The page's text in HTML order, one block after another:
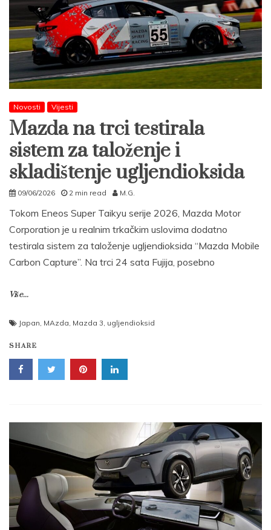
Novosti Vijesti
Mazda na trci testirala
sistem za taloženje i
skladištenje ugljendioksida
09/06/2026 2 min read M.G.
Tokom Eneos Super Taikyu serije 2026, Mazda Motor
Corporation je u realnim trkačkim uslovima dodatno
testirala sistem za taloženje ugljendioksida “Mazda Mobile
Carbon Capture”. Na trci 24 sata Fujija, posebno
Više...
Japan, MAzda, Mazda 3, ugljendioksid
SHARE